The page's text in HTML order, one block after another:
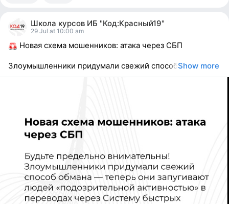
reacted
Школа курсов ИБ "Код:Красный19"
29 Jul at 10:00 am
Новая схема мошенников: атака через СБП
Злоумышленники придумали свежий способShow more